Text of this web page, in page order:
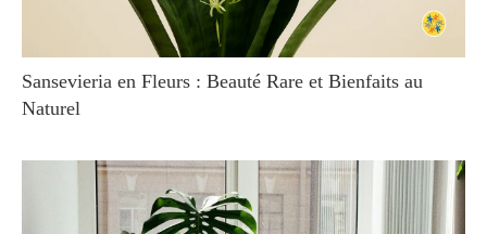
Sansevieria en Fleurs : Beauté Rare et Bienfaits au
Naturel